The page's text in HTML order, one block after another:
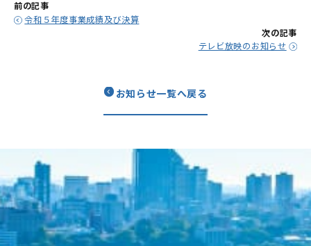
前の記事
令和５年度事業成績及び決算
次の記事
テレビ放映のお知らせ
お知らせ一覧へ戻る